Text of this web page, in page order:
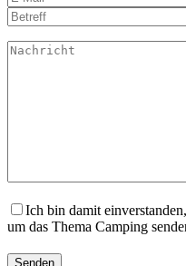
Ich bin damit
um das Thema Camping